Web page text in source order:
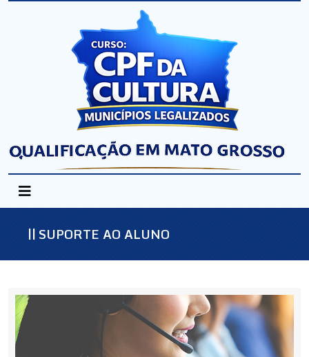
SUPORTE AO ALUNO